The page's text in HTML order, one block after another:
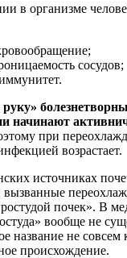
в организме
сосудов;
начинают
при
возрастает.
источниках
вызванные
почек». В
вообще не
название не совсем
происхождение.